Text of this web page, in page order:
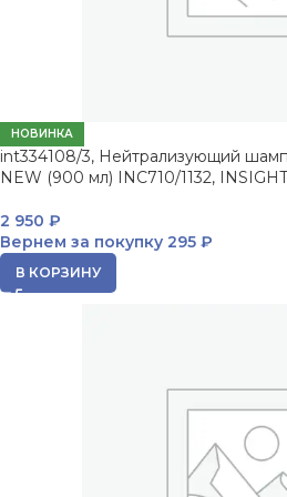
НОВИНКА
int334108/3, Нейтрализующий
NEW (900 мл) INC710/1132, INSIGHT
2 950 ₽
Вернем за покупку 295 ₽
В КОРЗИНУ